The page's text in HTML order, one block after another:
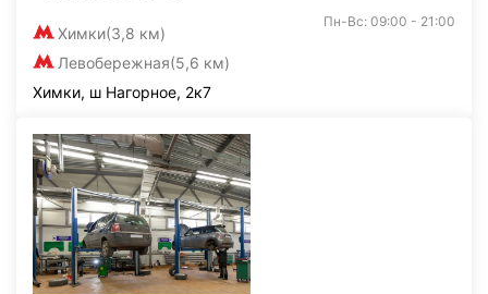
Химки(3,8 км)
Левобережная(5,6 км)
Пн-Вс: 09:00 - 21:00
Химки, ш Нагорное, 2к7